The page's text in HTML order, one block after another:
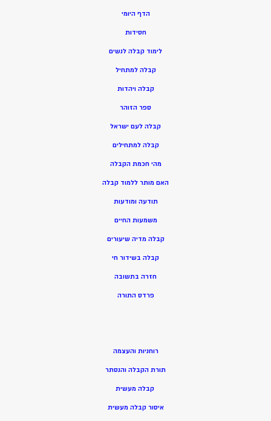
הדף היומי
חסידות
לימוד קבלה לנשים
קבלה למתחיל
קבלה ויהדות
ספר הזוהר
קבלה לעם ישראל
קבלה למתחילים
מהי חכמת הקבלה
האם מותר ללמוד קבלה
תודעה ומודעות
משמעות החיים
קבלה מדיה שיעורים
קבלה בשידור חי
חזרה בתשובה
פרדס התורה
רוחניות והעצמה
תורת הקבלה והנסתר
קבלה מעשית
איסור קבלה מעשית